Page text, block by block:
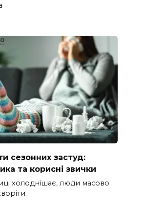
сезонних застуд:
та корисні звички
холоднішає, люди масово